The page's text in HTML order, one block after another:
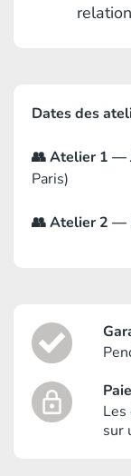
Dates des
👥 Atelier 1 —
Paris)
👥 Atelier 2 —
Les
sur